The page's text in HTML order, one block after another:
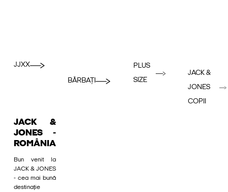
JJXX
BĂRBAȚI
PLUS
SIZE
JACK &
JONES
COPII
JACK &
JONES -
ROMÂNIA
Bun venit la
JACK & JONES
- cea mai bună
destinație